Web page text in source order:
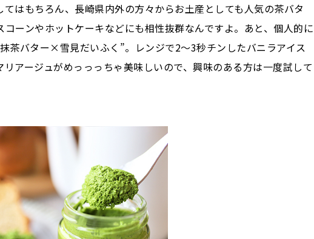
てはもちろん、長崎県内外の方々からお土産としても人気の茶バタ
ーンやホットケーキなどにも相性抜群なんですよ。あと、個人的に
茶バター×雪見だいふく”。レンジで2～3秒チンしたバニラアイス
リアージュがめっっっちゃ美味しいので、興味のある方は一度試して